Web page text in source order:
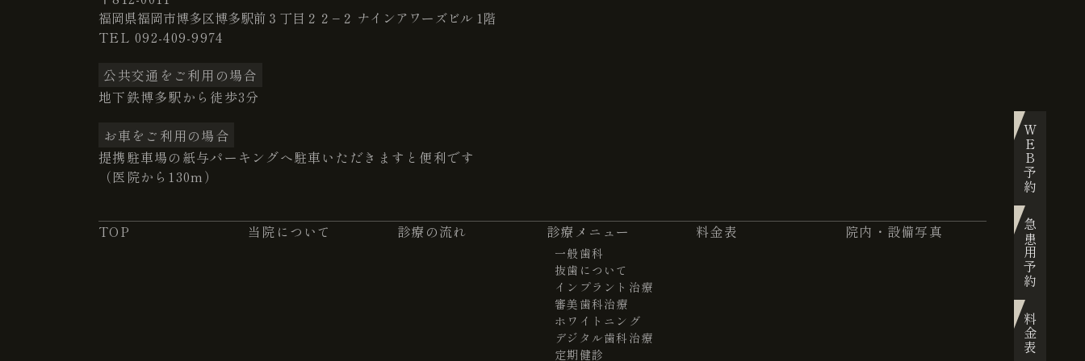
WEB予約
急患用予約
料金表
福岡県福岡市博多区博多駅前３丁目２２−２ ナインアワーズビル 1階
TEL092-409-9974
公共交通をご利用の場合
地下鉄博多駅から徒歩3分
お車をご利用の場合
提携駐車場の紙与パーキングへ駐車いただきますと便利です
（医院から130m）
TOP 当院について 診療の流れ 診療メニュー
一般歯科
抜歯について
インプラント治療
審美歯科治療
ホワイトニング
デジタル歯科治療
定期健診
料金表 院内・設備写真